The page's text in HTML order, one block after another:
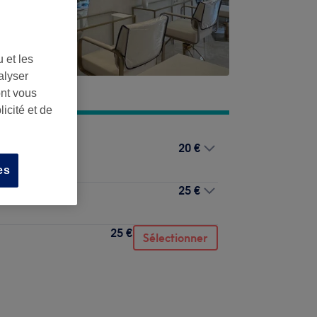
20 €
25 €
25 € Sélectionner
et les
vous
et de